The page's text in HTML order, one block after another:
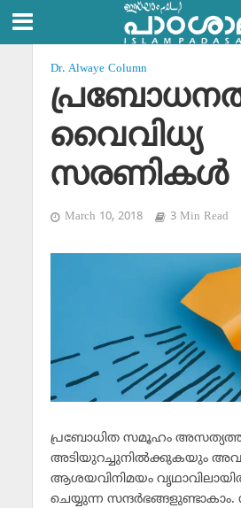
Dr. Alwaye Column
വൈവിധ്യ
സരണികള്‍
March 10, 2018 3 Min Read
പ്രബോധിത സമൂഹം
അടിയുറച്ചുനില്‍ക്കുകയും
ആശയവിനിമയം
ചെയ്യുന്ന